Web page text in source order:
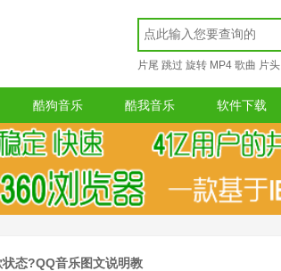
片尾 跳过 旋转 MP4 歌曲 片头
酷狗音乐 酷我音乐 软件下载
态?QQ音乐图文说明教